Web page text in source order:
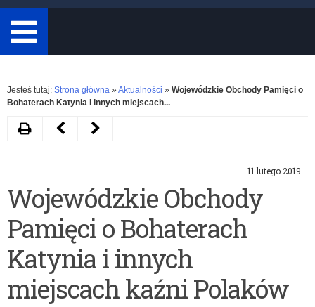
minimum
3
znaki.
Rozwiń
Jesteś tutaj: Strona główna » Aktualności » Wojewódzkie Obchody Pamięci o
Bohaterach Katynia i innych miejscach...
11 lutego 2019
Wojewódzkie Obchody
Pamięci o Bohaterach
Katynia i innych
miejscach kaźni Polaków
DrukujNastępny
konkurs
„Młodzi
pamiętają…”w
ramach
Projektu
Poprzedni
na
podręczniki
dla
uczniów
z